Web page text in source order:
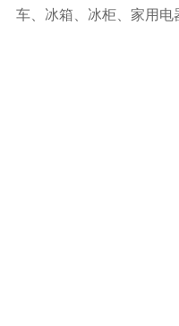
车、冰箱、冰柜、家用电